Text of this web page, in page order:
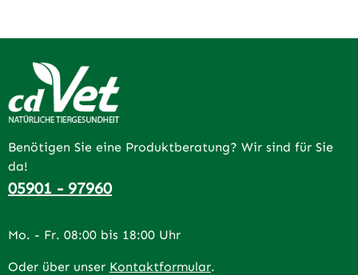
Benötigen Sie eine Produktberatung? Wir sind für Sie
da!
05901 - 97960
Mo. - Fr. 08:00 bis 18:00 Uhr
Oder über unser Kontaktformular.